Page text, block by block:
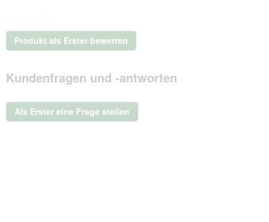
Kein
Beurteilungswert
Produkt als Erster bewerten
.
dieser
Aktion
ein
modales
Kundenfragen und -antworten
Als Erster eine Frage stellen